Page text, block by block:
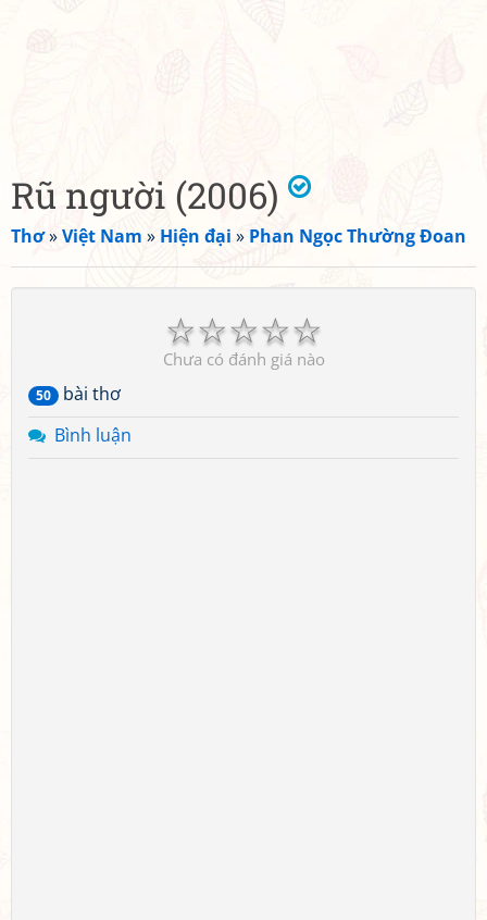
Rũ người (2006)
Thơ»Việt Nam » Hiện đại » Phan Ngọc Thường Đoan
☆
☆
☆
☆
☆
Chưa có đánh giá nào
50
bài thơ
Bình luận